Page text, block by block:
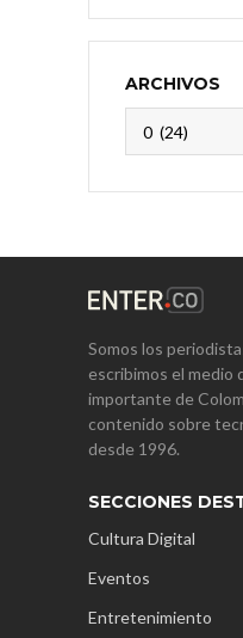
ARCHIVOS
Somos los
escribimos el medio
importante de
contenido sobre
desde 1996.
SECCIONES
Cultura Digital
Eventos
Entretenimiento